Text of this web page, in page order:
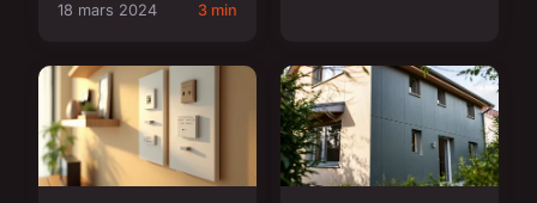
18 mars 2024 3 min